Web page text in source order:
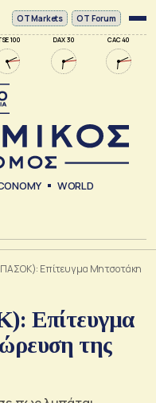
100 DAX 30 CAC 40
ΟΤ Markets OT Forum
WORLD
Επίτευγμα Μητσοτάκη
Επίτευγμα
της